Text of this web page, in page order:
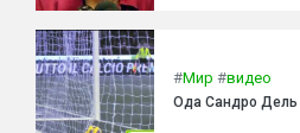
#Мир #видео
Ода Сандро Дель